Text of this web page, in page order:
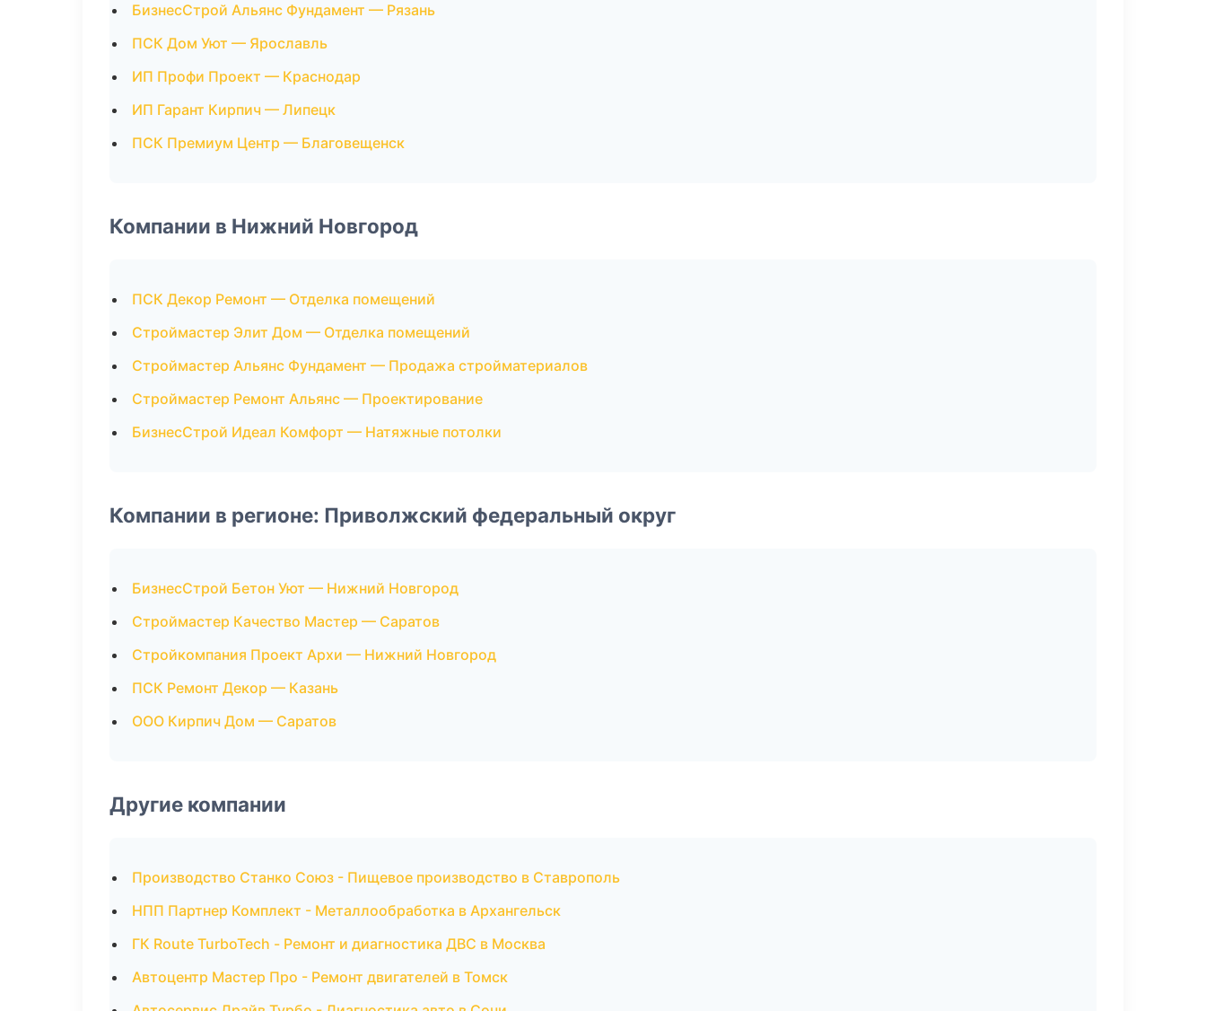
БизнесСтрой Альянс Фундамент — Рязань
ПСК Дом Уют — Ярославль
ИП Профи Проект — Краснодар
ИП Гарант Кирпич — Липецк
ПСК Премиум Центр — Благовещенск
Компании в Нижний Новгород
ПСК Декор Ремонт — Отделка помещений
Строймастер Элит Дом — Отделка помещений
Строймастер Альянс Фундамент — Продажа стройматериалов
Строймастер Ремонт Альянс — Проектирование
БизнесСтрой Идеал Комфорт — Натяжные потолки
Компании в регионе: Приволжский федеральный округ
БизнесСтрой Бетон Уют — Нижний Новгород
Строймастер Качество Мастер — Саратов
Стройкомпания Проект Архи — Нижний Новгород
ПСК Ремонт Декор — Казань
ООО Кирпич Дом — Саратов
Другие компании
Производство Станко Союз - Пищевое производство в Ставрополь
НПП Партнер Комплект - Металлообработка в Архангельск
ГК Route TurboTech - Ремонт и диагностика ДВС в Москва
Автоцентр Мастер Про - Ремонт двигателей в Томск